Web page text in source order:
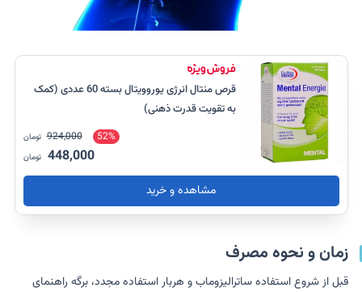
قرص منتال انرژی یوروویتال بسته 60 عددی (کمک
به تقویت قدرت ذهنی)
52%
924,000 تومان
448,000 تومان
مشاهده و خرید
زمان و نحوه مصرف
قبل از شروع استفاده ساترالیزوماب و هربار استفاده مجدد، برگه راهنمای